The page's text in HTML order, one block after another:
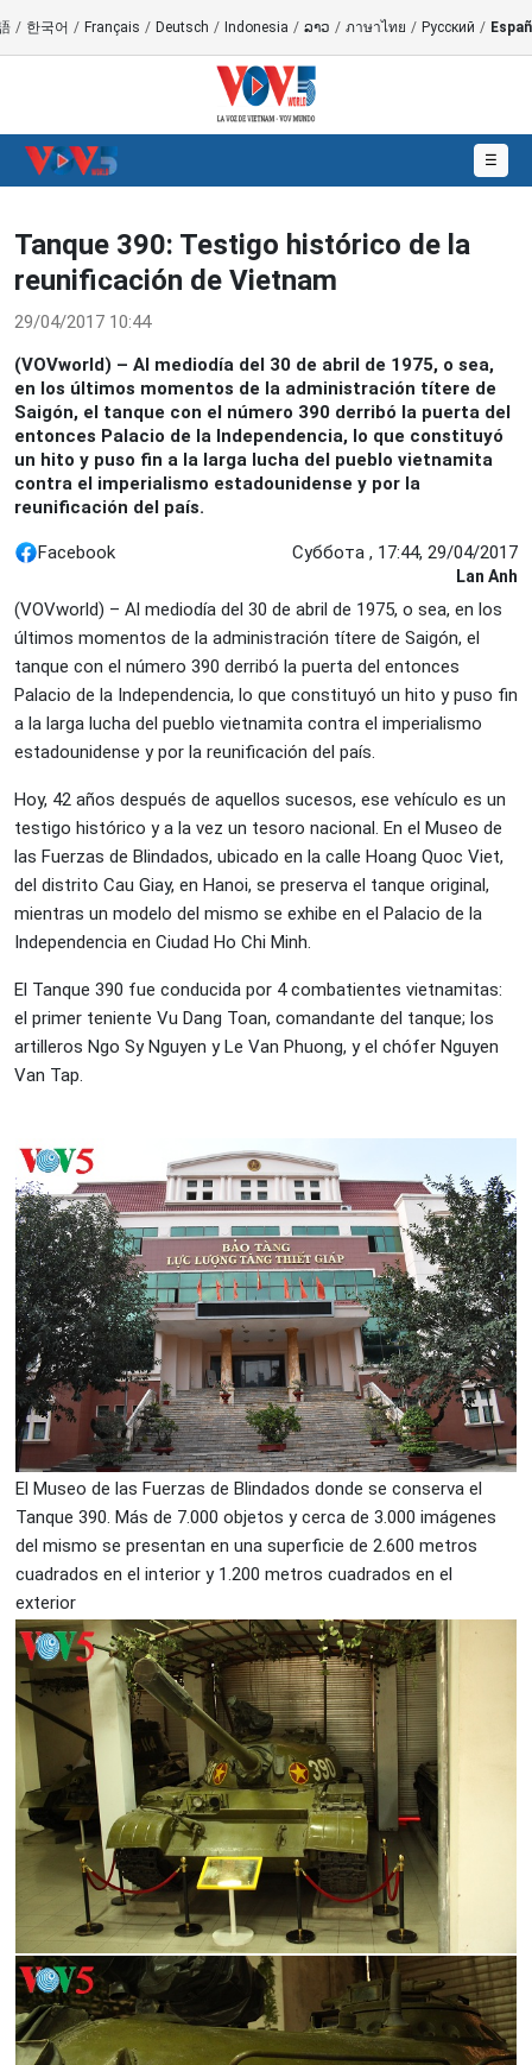
/ 한국어 / Français / Deutsch / Indonesia / ລາວ / ภาษาไทย / Русский /
☰
Tanque 390: Testigo histórico de la
reunificación de Vietnam
29/04/2017 10:44
(VOVworld) – Al mediodía del 30 de abril de 1975, o sea,
en los últimos momentos de la administración títere de
Saigón, el tanque con el número 390 derribó la puerta del
entonces Palacio de la Independencia, lo que constituyó
un hito y puso fin a la larga lucha del pueblo vietnamita
contra el imperialismo estadounidense y por la
reunificación del país.
Facebook Суббота , 17:44, 29/04/2017
Lan Anh
(VOVworld) – Al mediodía del 30 de abril de 1975, o sea, en los
últimos momentos de la administración títere de Saigón, el
tanque con el número 390 derribó la puerta del entonces
Palacio de la Independencia, lo que constituyó un hito y puso fin
a la larga lucha del pueblo vietnamita contra el imperialismo
estadounidense y por la reunificación del país.
Hoy, 42 años después de aquellos sucesos, ese vehículo es un
testigo histórico y a la vez un tesoro nacional. En el Museo de
las Fuerzas de Blindados, ubicado en la calle Hoang Quoc Viet,
del distrito Cau Giay, en Hanoi, se preserva el tanque original,
mientras un modelo del mismo se exhibe en el Palacio de la
Independencia en Ciudad Ho Chi Minh.
El Tanque 390 fue conducida por 4 combatientes vietnamitas:
el primer teniente Vu Dang Toan, comandante del tanque; los
artilleros Ngo Sy Nguyen y Le Van Phuong, y el chófer Nguyen
Van Tap.
El Museo de las Fuerzas de Blindados donde se conserva el
Tanque 390. Más de 7.000 objetos y cerca de 3.000 imágenes
del mismo se presentan en una superficie de 2.600 metros
cuadrados en el interior y 1.200 metros cuadrados en el
exterior